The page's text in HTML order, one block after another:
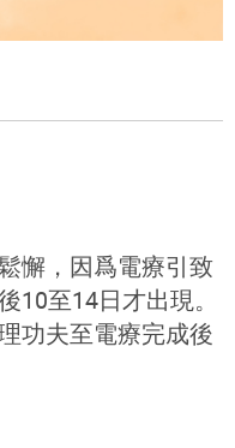
懈，因爲電療引致
10至14日才出現。
功夫至電療完成後